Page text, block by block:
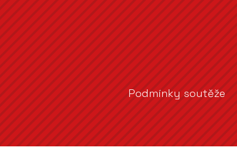
Podmínky soutěže